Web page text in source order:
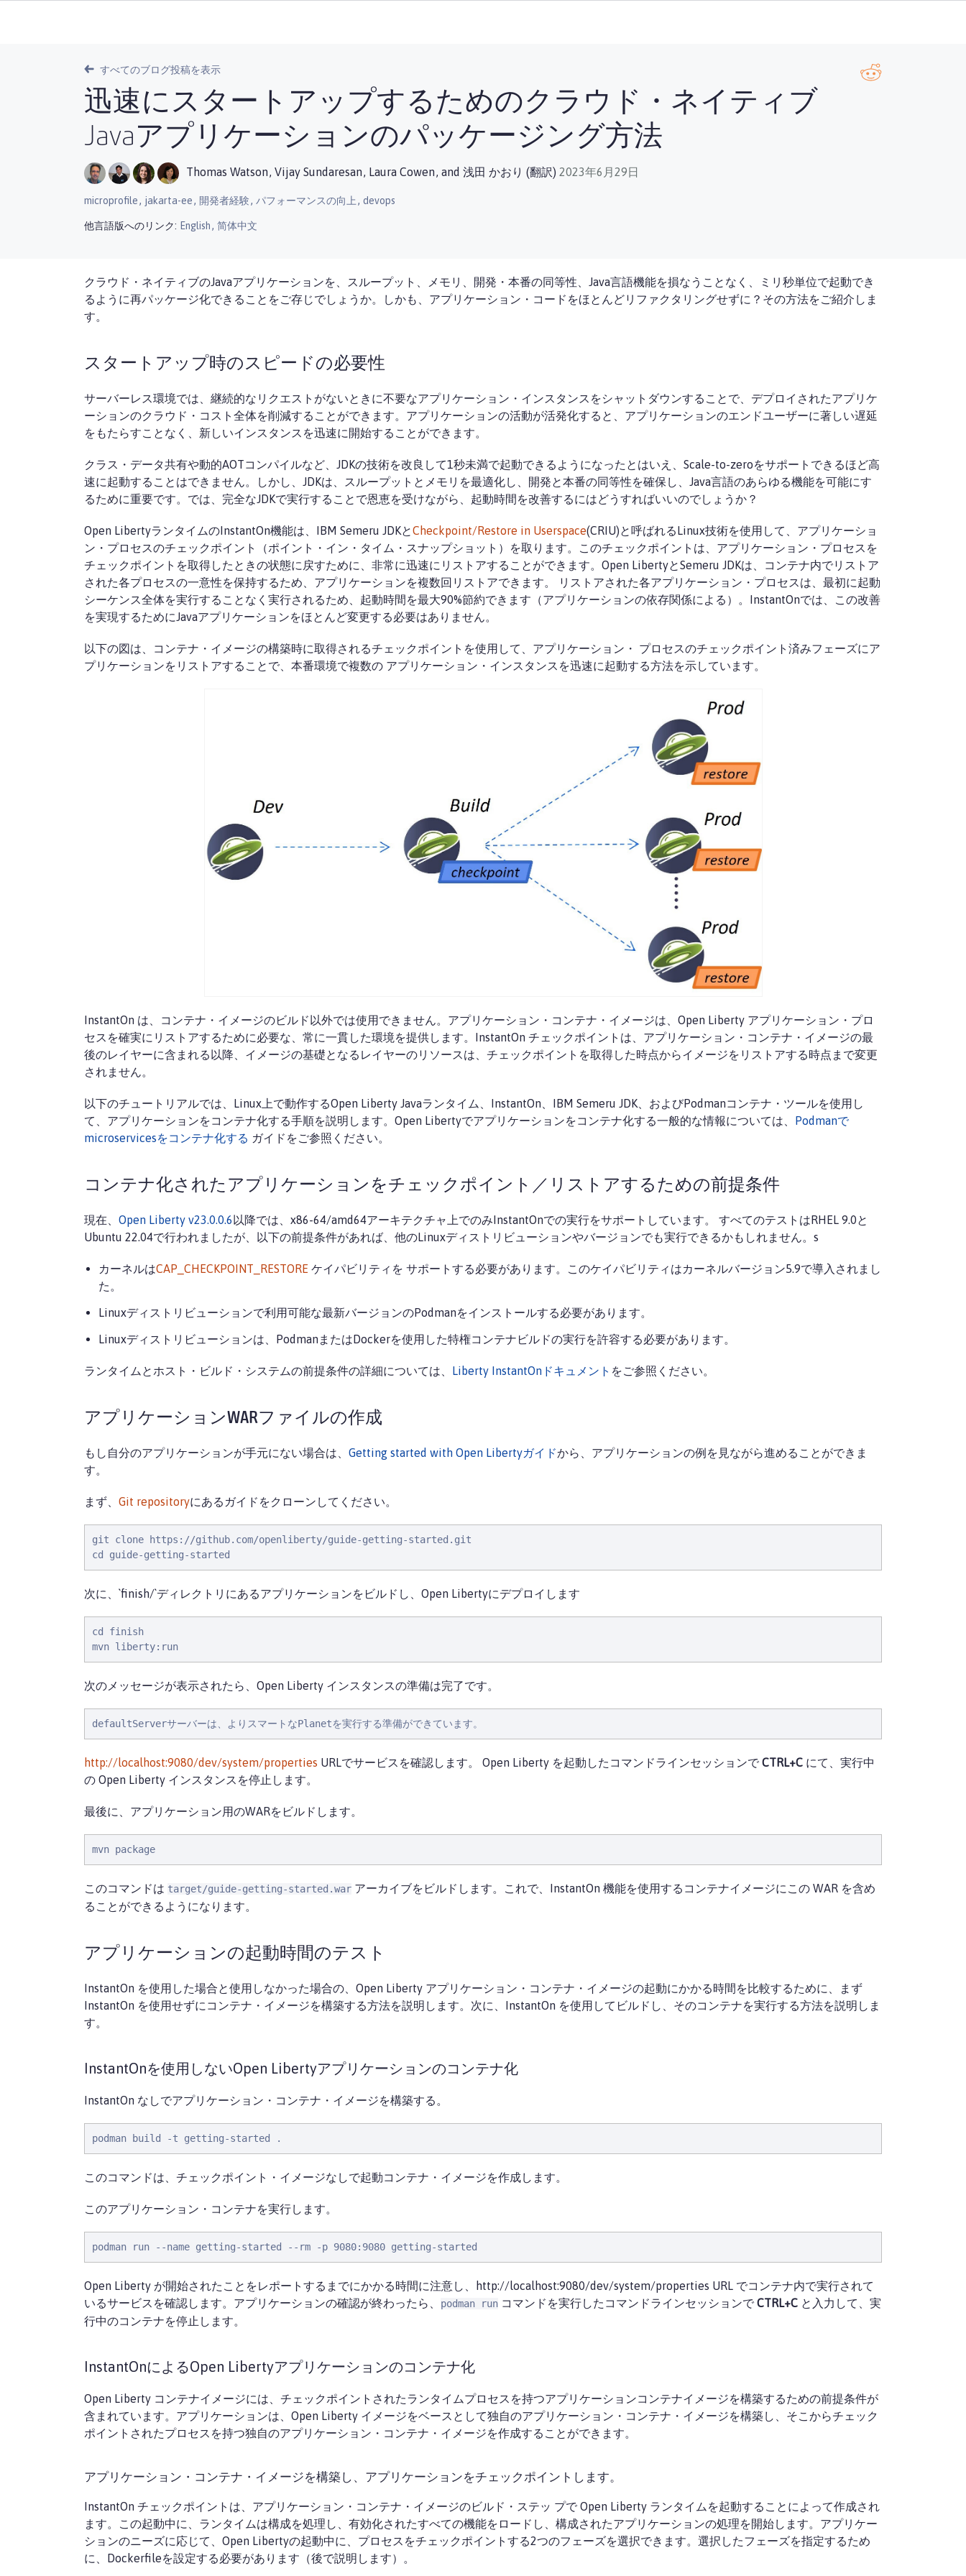
すべてのブログ投稿を表示
迅速にスタートアップするためのクラウド・ネイティブ
Javaアプリケーションのパッケージング方法
Thomas Watson, Vijay Sundaresan, Laura Cowen, and 浅田 かおり (翻訳) 2023年6月29日
microprofile, jakarta-ee, 開発者経験, パフォーマンスの向上 , devops
他言語版へのリンク: English, 简体中文
クラウド・ネイティブのJavaアプリケーションを、スループット、メモリ、開発・本番の同等性、Java言語機能を損なうことなく、ミリ秒単位で起動でき
るように再パッケージ化できることをご存じでしょうか。しかも、アプリケーション・コードをほとんどリファクタリングせずに？その方法をご紹介しま
す。
スタートアップ時のスピードの必要性
サーバーレス環境では、継続的なリクエストがないときに不要なアプリケーション・インスタンスをシャットダウンすることで、デプロイされたアプリケ
ーションのクラウド・コスト全体を削減することができます。アプリケーションの活動が活発化すると、アプリケーションのエンドユーザーに著しい遅延
をもたらすことなく、新しいインスタンスを迅速に開始することができます。
クラス・データ共有や動的AOTコンパイルなど、JDKの技術を改良して1秒未満で起動できるようになったとはいえ、Scale-to-zeroをサポートできるほど高
速に起動することはできません。しかし、JDKは、スループットとメモリを最適化し、開発と本番の同等性を確保し、Java言語のあらゆる機能を可能にす
るために重要です。では、完全なJDKで実行することで恩恵を受けながら、起動時間を改善するにはどうすればいいのでしょうか？
Open LibertyランタイムのInstantOn機能は、IBM Semeru JDKとCheckpoint/Restore in Userspace(CRIU)と呼ばれるLinux技術を使用して、アプリケーショ
ン・プロセスのチェックポイント（ポイント・イン・タイム・スナップショット）を取ります。このチェックポイントは、アプリケーション・プロセスを
チェックポイントを取得したときの状態に戻すために、非常に迅速にリストアすることができます。Open LibertyとSemeru JDKは、コンテナ内でリストア
された各プロセスの一意性を保持するため、アプリケーションを複数回リストアできます。 リストアされた各アプリケーション・プロセスは、最初に起動
シーケンス全体を実行することなく実行されるため、起動時間を最大90%節約できます（アプリケーションの依存関係による）。InstantOnでは、この改善
を実現するためにJavaアプリケーションをほとんど変更する必要はありません。
以下の図は、コンテナ・イメージの構築時に取得されるチェックポイントを使用して、アプリケーション・ プロセスのチェックポイント済みフェーズにア
プリケーションをリストアすることで、本番環境で複数の アプリケーション・インスタンスを迅速に起動する方法を示しています。
InstantOn は、コンテナ・イメージのビルド以外では使用できません。アプリケーション・コンテナ・イメージは、Open Liberty アプリケーション・プロ
セスを確実にリストアするために必要な、常に一貫した環境を提供します。InstantOn チェックポイントは、アプリケーション・コンテナ・イメージの最
後のレイヤーに含まれる以降、イメージの基礎となるレイヤーのリソースは、チェックポイントを取得した時点からイメージをリストアする時点まで変更
されません。
以下のチュートリアルでは、Linux上で動作するOpen Liberty Javaランタイム、InstantOn、IBM Semeru JDK、およびPodmanコンテナ・ツールを使用し
て、アプリケーションをコンテナ化する手順を説明します。Open Libertyでアプリケーションをコンテナ化する一般的な情報については、
Podmanで
microservicesをコンテナ化する ガイドをご参照ください。
コンテナ化されたアプリケーションをチェックポイント／リストアするための前提条件
現在、 Open Liberty v23.0.0.6 以降では、x86-64/amd64アーキテクチャ上でのみInstantOnでの実行をサポートしています。 すべてのテストはRHEL 9.0と
Ubuntu 22.04で行われましたが、以下の前提条件があれば、他のLinuxディストリビューションやバージョンでも実行できるかもしれません。s
カーネルはCAP_CHECKPOINT_RESTORE ケイパビリティを サポートする必要があります。このケイパビリティはカーネルバージョン5.9で導入されまし
た。
Linuxディストリビューションで利用可能な最新バージョンのPodmanをインストールする必要があります。
Linuxディストリビューションは、PodmanまたはDockerを使用した特権コンテナビルドの実行を許容する必要があります。
ランタイムとホスト・ビルド・システムの前提条件の詳細については、 Liberty InstantOnドキュメント をご参照ください。
アプリケーションWARファイルの作成
もし自分のアプリケーションが手元にない場合は、 Getting started with Open Libertyガイドから、アプリケーションの例を見ながら進めることができま
す。
まず、 Git repositoryにあるガイドをクローンしてください。
git clone https://github.com/openliberty/guide-getting-started.git
cd guide-getting-started
次に、`finish/`ディレクトリにあるアプリケーションをビルドし、Open Libertyにデプロイします
cd finish
mvn liberty:run
次のメッセージが表示されたら、Open Liberty インスタンスの準備は完了です。
defaultServerサーバーは、よりスマートなPlanetを実行する準備ができています。
http://localhost:9080/dev/system/properties URLでサービスを確認します。 Open Liberty を起動したコマンドラインセッションで CTRL+C にて、実行中
の Open Liberty インスタンスを停止します。
最後に、アプリケーション用のWARをビルドします。
mvn package
このコマンドは target/guide-getting-started.war アーカイブをビルドします。これで、InstantOn 機能を使用するコンテナイメージにこの WAR を含め
ることができるようになります。
アプリケーションの起動時間のテスト
InstantOn を使用した場合と使用しなかった場合の、Open Liberty アプリケーション・コンテナ・イメージの起動にかかる時間を比較するために、まず
InstantOn を使用せずにコンテナ・イメージを構築する方法を説明します。次に、InstantOn を使用してビルドし、そのコンテナを実行する方法を説明しま
す。
InstantOnを使用しないOpen Libertyアプリケーションのコンテナ化
InstantOn なしでアプリケーション・コンテナ・イメージを構築する。
podman build -t getting-started .
このコマンドは、チェックポイント・イメージなしで起動コンテナ・イメージを作成します。
このアプリケーション・コンテナを実行します。
podman run --name getting-started --rm -p 9080:9080 getting-started
Open Liberty が開始されたことをレポートするまでにかかる時間に注意し、http://localhost:9080/dev/system/properties URL でコンテナ内で実行されて
いるサービスを確認します。アプリケーションの確認が終わったら、
podman run コマンドを実行したコマンドラインセッションで CTRL+C と入力して、実
行中のコンテナを停止します。
InstantOnによるOpen Libertyアプリケーションのコンテナ化
Open Liberty コンテナイメージには、チェックポイントされたランタイムプロセスを持つアプリケーションコンテナイメージを構築するための前提条件が
含まれています。アプリケーションは、Open Liberty イメージをベースとして独自のアプリケーション・コンテナ・イメージを構築し、そこからチェック
ポイントされたプロセスを持つ独自のアプリケーション・コンテナ・イメージを作成することができます。
アプリケーション・コンテナ・イメージを構築し、アプリケーションをチェックポイントします。
InstantOn チェックポイントは、アプリケーション・コンテナ・イメージのビルド・ステッ プで Open Liberty ランタイムを起動することによって作成され
ます。この起動中に、ランタイムは構成を処理し、有効化されたすべての機能をロードし、構成されたアプリケーションの処理を開始します。アプリケー
ションのニーズに応じて、Open Libertyの起動中に、プロセスをチェックポイントする2つのフェーズを選択できます。選択したフェーズを指定するため
に、Dockerfileを設定する必要があります（後で説明します）。